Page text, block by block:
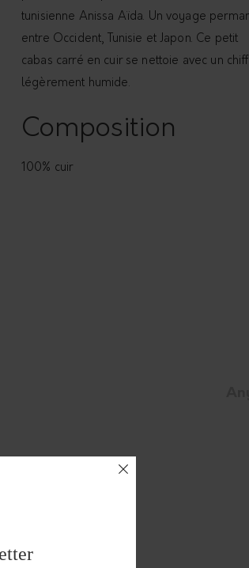
tunisienne Anissa Aïda. Un voyage
entre Occident, Tunisie et Japon. Ce petit
cabas carré en cuir se nettoie avec un
légèrement humide.
Composition
100% cuir